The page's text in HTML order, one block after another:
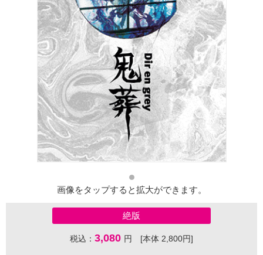
画像をタップすると拡大ができます。
絶版
税込： 3,080 円 [本体 2,800円]